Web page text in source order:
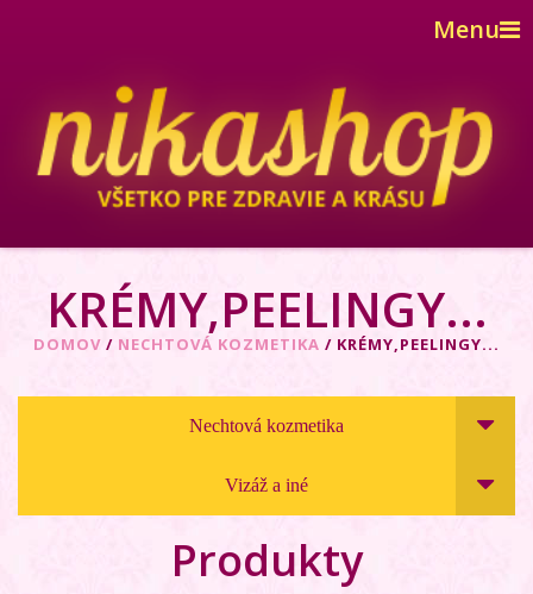
Menu
KRÉMY,PEELINGY...
DOMOV / NECHTOVÁ KOZMETIKA / KRÉMY,PEELINGY...
Nechtová kozmetika
Vizáž a iné
Produkty